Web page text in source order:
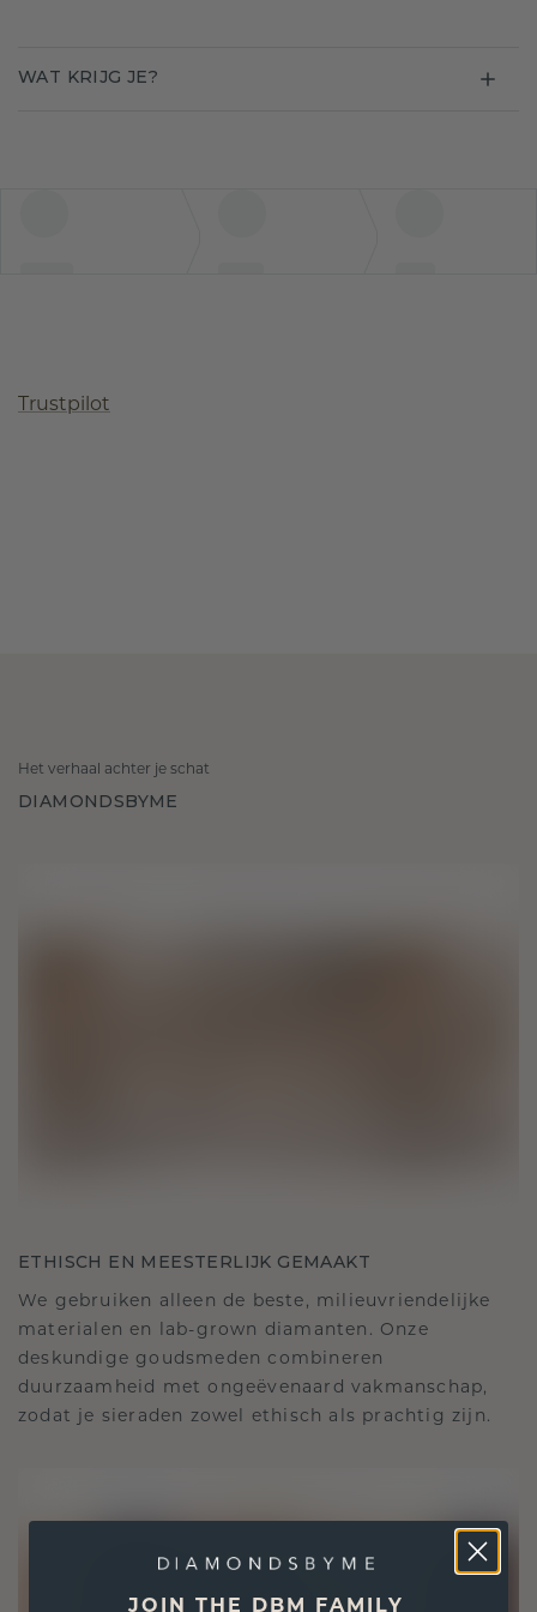
WAT KRIJG JE?
Trustpilot
Het verhaal achter je schat
DIAMONDSBYME
ETHISCH EN MEESTERLIJK GEMAAKT
We gebruiken alleen de beste, milieuvriendelijke
materialen en lab-grown diamanten. Onze
deskundige goudsmeden combineren
duurzaamheid met ongeëvenaard vakmanschap,
zodat je sieraden zowel ethisch als prachtig zijn.
JOIN THE DBM FAMILY